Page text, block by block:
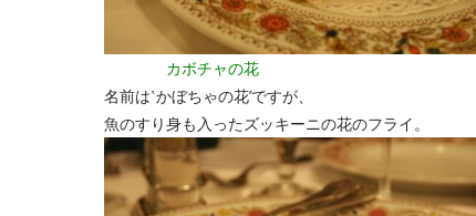
カボチャの花
名前は‛かぼちゃの花’ですが、
魚のすり身も入ったズッキーニの花のフライ。